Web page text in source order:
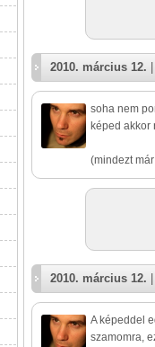
2010. március 12.
soha nem
képed akkor
(mindezt
2010. március 12.
A képeddel
szamomra,